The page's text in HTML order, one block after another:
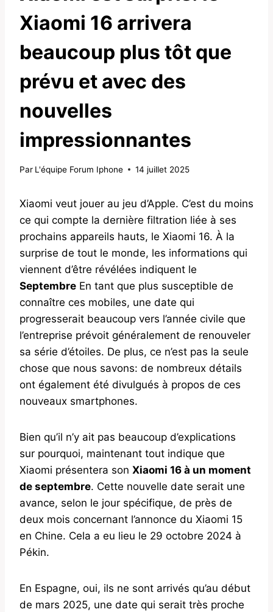
Xiaomi 16 arrivera
beaucoup plus tôt que
prévu et avec des
nouvelles
impressionnantes
Par L'équipe Forum Iphone 14 juillet 2025
Xiaomi veut jouer au jeu d’Apple. C’est du moins
ce qui compte la dernière filtration liée à ses
prochains appareils hauts, le Xiaomi 16. À la
surprise de tout le monde, les informations qui
viennent d’être révélées indiquent le
Septembre En tant que plus susceptible de
connaître ces mobiles, une date qui
progresserait beaucoup vers l’année civile que
l’entreprise prévoit généralement de renouveler
sa série d’étoiles. De plus, ce n’est pas la seule
chose que nous savons: de nombreux détails
ont également été divulgués à propos de ces
nouveaux smartphones.
Bien qu’il n’y ait pas beaucoup d’explications
sur pourquoi, maintenant tout indique que
Xiaomi présentera son Xiaomi 16 à un moment
de septembre. Cette nouvelle date serait une
avance, selon le jour spécifique, de près de
deux mois concernant l’annonce du Xiaomi 15
en Chine. Cela a eu lieu le 29 octobre 2024 à
Pékin.
En Espagne, oui, ils ne sont arrivés qu’au début
de mars 2025, une date qui serait très proche